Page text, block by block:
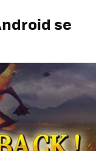
se